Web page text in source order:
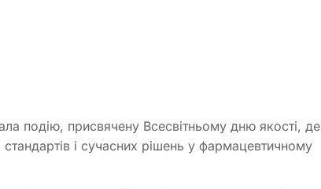
подію, присвячену Всесвітньому дню якості, де
і сучасних рішень у фармацевтичному